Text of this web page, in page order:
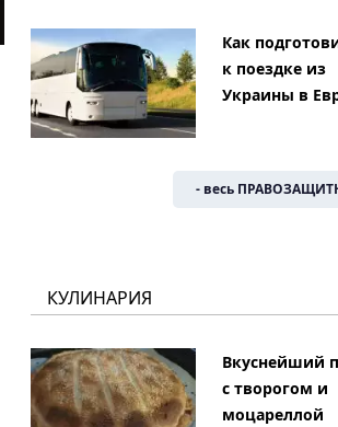
Как
к поездке из
Украины в
- весь
КУЛИНАРИЯ
Вкуснейший
с творогом и
моцареллой